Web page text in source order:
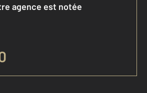
agence est notée